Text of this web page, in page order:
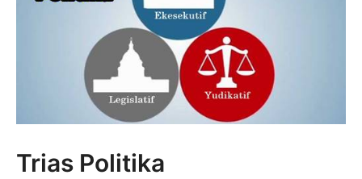
Trias Politika